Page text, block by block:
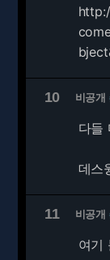
10 비공개
다들
데스
11 비공개
여기